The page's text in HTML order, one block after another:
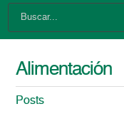
Alimentación
Posts